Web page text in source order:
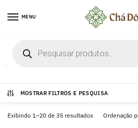
MENU
produtos
Mais Vendidos
MOSTRAR FILTROS E PESQUISA
Exibindo 1–20 de 35 resultados